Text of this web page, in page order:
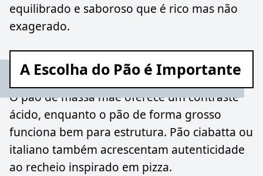
equilibrado e saboroso que é rico mas não
exagerado.
A Escolha do Pão é Importante
O pão de massa mãe oferece um contraste
ácido, enquanto o pão de forma grosso
funciona bem para estrutura. Pão ciabatta ou
italiano também acrescentam autenticidade
ao recheio inspirado em pizza.